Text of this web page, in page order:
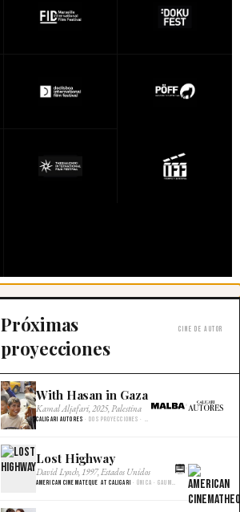
Próximas
proyecciones
Cine de autor
With Hasan in Gaza
Kamal Aljafari, 2025, Palestina
Caligari Autores · Dos proyecciones · Malba Cine
×
Lost Highway
David Lynch, 1997, Estados Unidos
American Cinemateque at Caligari · Única · Gaumont
×